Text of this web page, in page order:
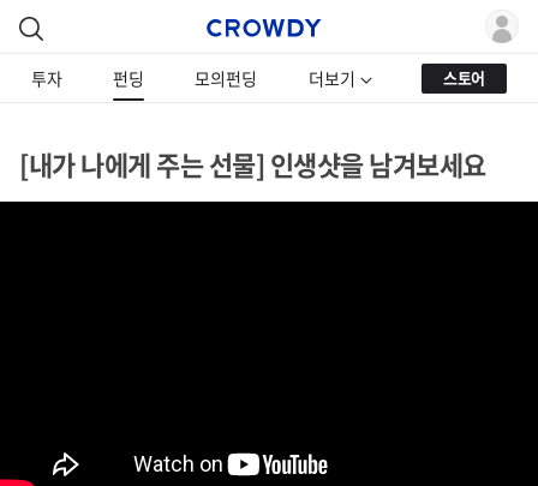
투자 펀딩 모의펀딩 더보기 스토어
[내가 나에게 주는 선물] 인생샷을 남겨보세요